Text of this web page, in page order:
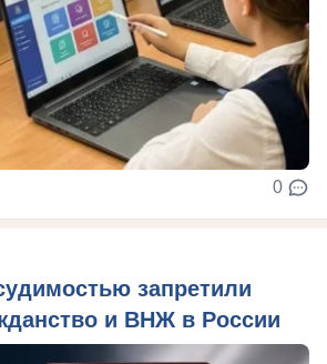
0
запретили
и ВНЖ в России